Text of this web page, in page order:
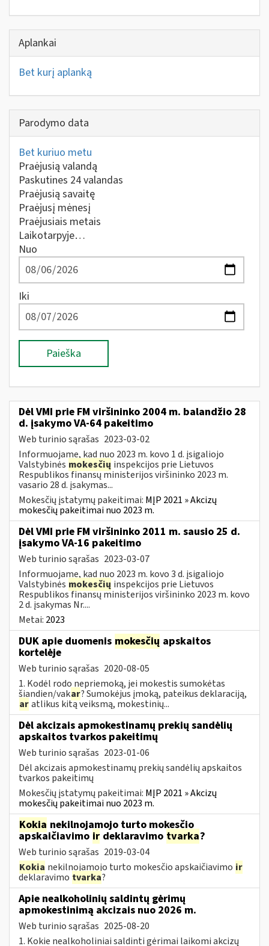
Aplankai
Bet kurį aplanką
Parodymo data
Bet kuriuo metu
Praėjusią valandą
Paskutines 24 valandas
Praėjusią savaitę
Praėjusį mėnesį
Praėjusiais metais
Laikotarpyje…
Nuo
Iki
Paieška
Dėl VMI prie FM viršininko 2004 m. balandžio 28
d. įsakymo VA-64 pakeitimo
Web turinio sąrašas 2023-03-02
Informuojame, kad nuo 2023 m. kovo 1 d. įsigaliojo
Valstybinės mokesčių inspekcijos prie Lietuvos
Respublikos finansų ministerijos viršininko 2023 m.
vasario 28 d. įsakymas...
Mokesčių įstatymų pakeitimai: MĮP 2021 » Akcizų
mokesčių pakeitimai nuo 2023 m.
Dėl VMI prie FM viršininko 2011 m. sausio 25 d.
įsakymo VA-16 pakeitimo
Web turinio sąrašas 2023-03-07
Informuojame, kad nuo 2023 m. kovo 3 d. įsigaliojo
Valstybinės mokesčių inspekcijos prie Lietuvos
Respublikos finansų ministerijos viršininko 2023 m. kovo
2 d. įsakymas Nr....
Metai: 2023
DUK apie duomenis mokesčių apskaitos
kortelėje
Web turinio sąrašas 2020-08-05
1. Kodėl rodo nepriemoką, jei mokestis sumokėtas
šiandien/vakar? Sumokėjus įmoką, pateikus deklaraciją,
aratlikus kitą veiksmą, mokestinių...
Dėl akcizais apmokestinamų prekių sandėlių
apskaitos tvarkos pakeitimų
Web turinio sąrašas 2023-01-06
Dėl akcizais apmokestinamų prekių sandėlių apskaitos
tvarkos pakeitimų
Mokesčių įstatymų pakeitimai: MĮP 2021 » Akcizų
mokesčių pakeitimai nuo 2023 m.
Kokia nekilnojamojo turto mokesčio
apskaičiavimo ir deklaravimo tvarka?
Web turinio sąrašas 2019-03-04
Kokia nekilnojamojo turto mokesčio apskaičiavimo ir
deklaravimo tvarka?
Apie nealkoholinių saldintų gėrimų
apmokestinimą akcizais nuo 2026 m.
Web turinio sąrašas 2025-08-20
1. Kokie nealkoholiniai saldinti gėrimai laikomi akcizų